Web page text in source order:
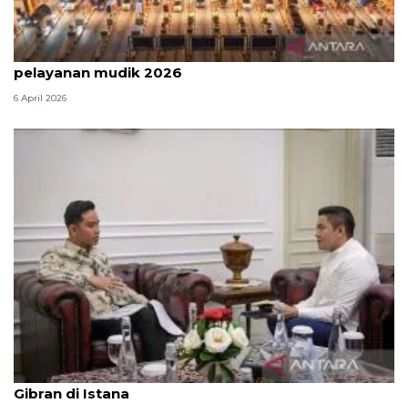
Survei: 88,8 persen responden puas dengan
pelayanan mudik 2026
6 April 2026
Seskab Teddy silaturahmi Idul Fitri ke Wapres
Gibran di Istana